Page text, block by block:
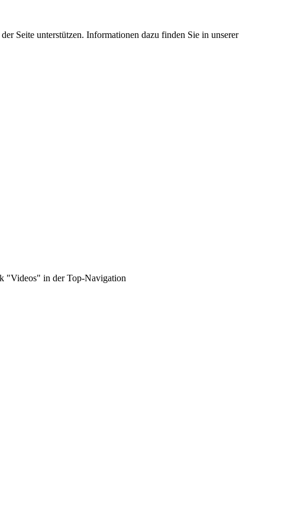
Seite unterstützen. Informationen dazu finden Sie in unserer
"Videos" in der Top-Navigation